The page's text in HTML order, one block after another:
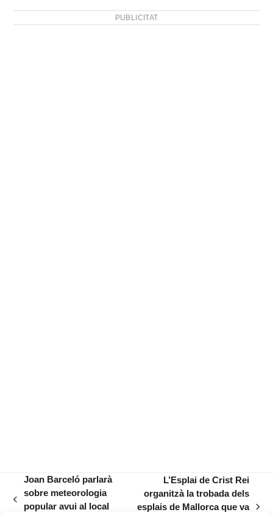
PUBLICITAT
previous
Joan Barceló parlarà
sobre meteorologia
popular avui al local
next
L’Esplai de Crist Rei
organitzà la trobada dels
esplais de Mallorca que va